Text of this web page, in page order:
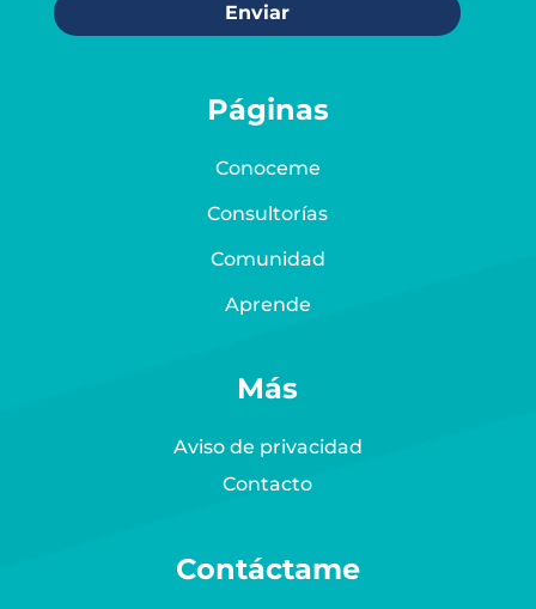
Enviar
Páginas
Conoceme
Consultorías
Comunidad
Aprende
Más
Aviso de privacidad
Contacto
Contáctame